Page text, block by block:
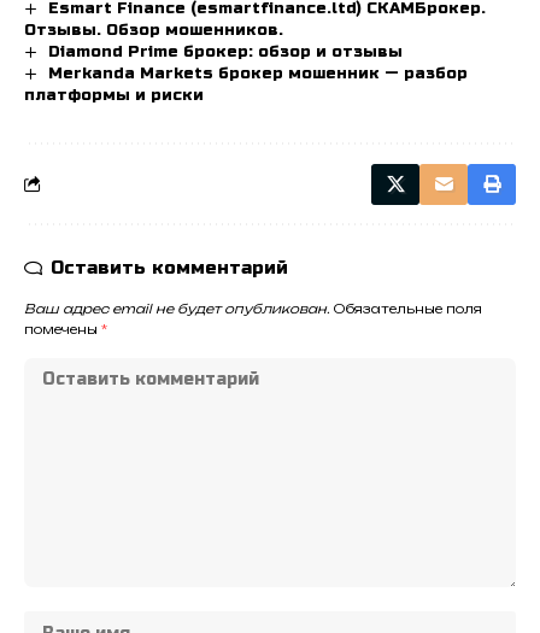
Esmart Finance (esmartfinance.ltd) СКАМБрокер.
Отзывы. Обзор мошенников.
Diamond Prime брокер: обзор и отзывы
Merkanda Markets брокер мошенник — разбор
платформы и риски
Оставить комментарий
Ваш адрес email не будет опубликован. Обязательные поля
помечены *